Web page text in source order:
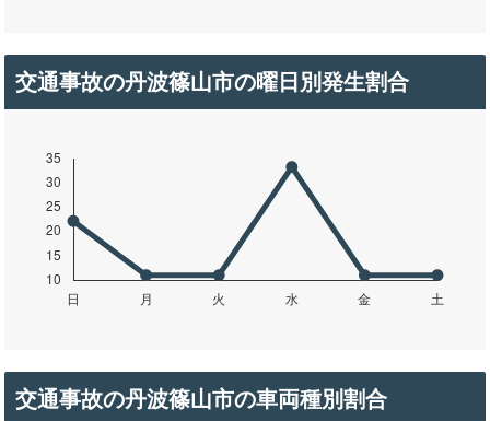
交通事故の丹波篠山市の曜日別発生割合
交通事故の丹波篠山市の車両種別割合